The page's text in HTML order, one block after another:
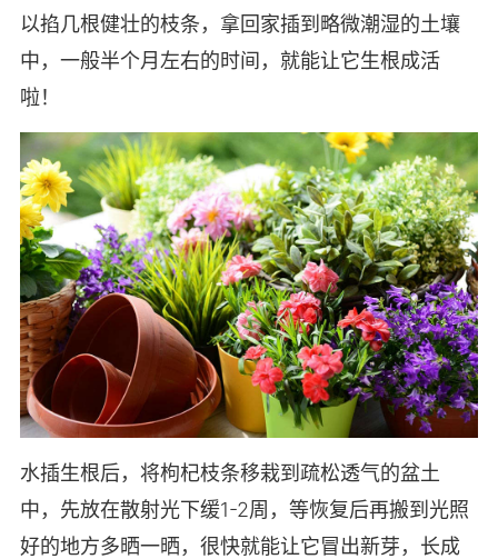
以掐几根健壮的枝条，拿回家插到略微潮湿的土壤
中，一般半个月左右的时间，就能让它生根成活
啦！
水插生根后，将枸杞枝条移栽到疏松透气的盆土
中，先放在散射光下缓1-2周，等恢复后再搬到光照
好的地方多晒一晒，很快就能让它冒出新芽，长成